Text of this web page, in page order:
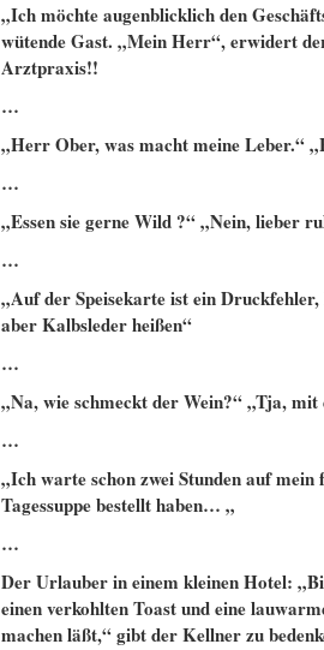
„Ich möchte augenblicklich den
wütende Gast. „Mein Herr“, erwidert
Arztpraxis!!
…
„Herr Ober, was macht meine Leber.“
…
„Essen sie gerne Wild ?“ „Nein, lieber
…
„Auf der Speisekarte ist ein
aber Kalbsleder heißen“
…
„Na, wie schmeckt der Wein?“ „Tja,
…
„Ich warte schon zwei Stunden auf
Tagessuppe bestellt haben… „
…
Der Urlauber in einem kleinen Hotel:
einen verkohlten Toast und eine
machen läßt,“ gibt der Kellner zu